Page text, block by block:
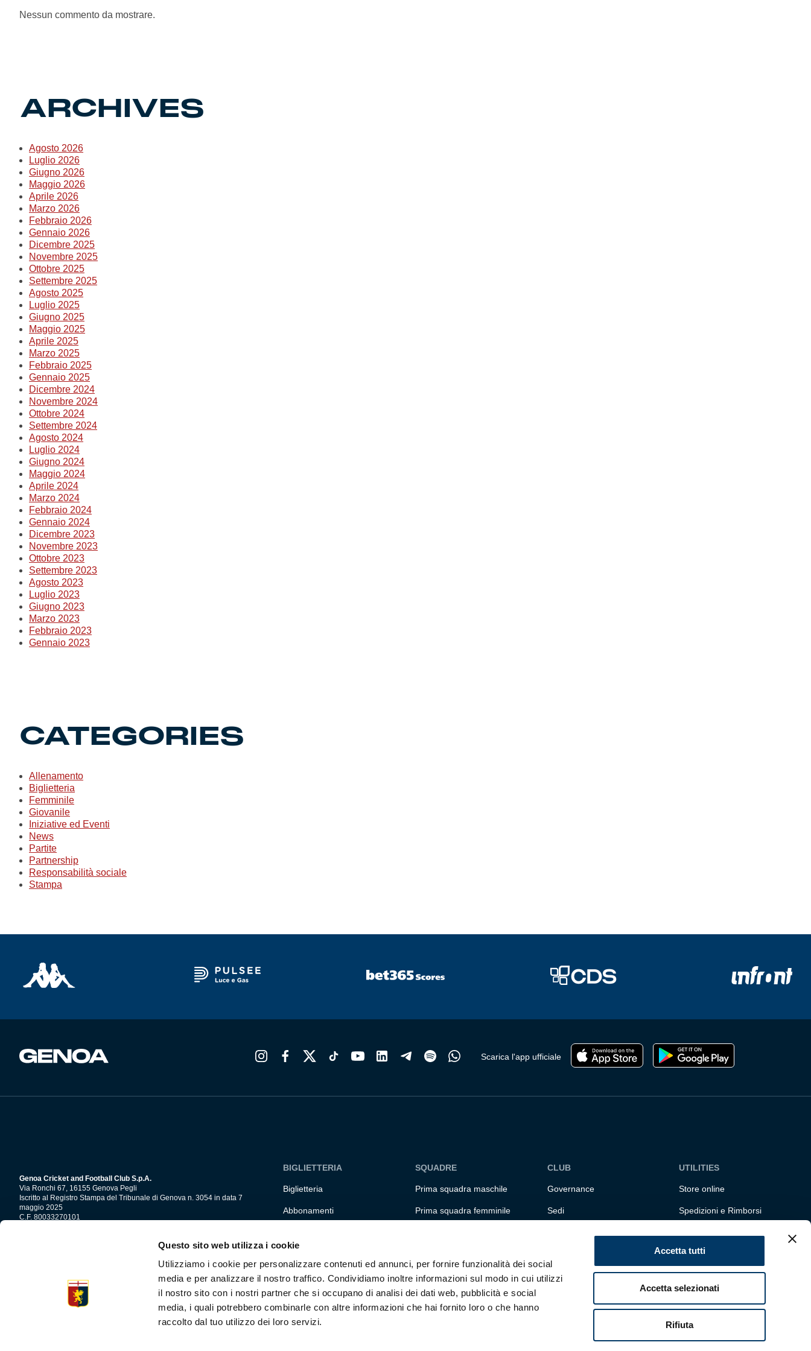
Questo sito web utilizza i cookie
Utilizziamo i cookie per personalizzare contenuti ed annunci, per fornire funzionalità dei social
media e per analizzare il nostro traffico. Condividiamo inoltre informazioni sul modo in cui utilizzi
il nostro sito con i nostri partner che si occupano di analisi dei dati web, pubblicità e social
media, i quali potrebbero combinarle con altre informazioni che hai fornito loro o che hanno
raccolto dal tuo utilizzo dei loro servizi.
Accetta tutti
Accetta selezionati
Rifiuta
Summer Sale
Party
Helan x Genoa
Isolani x Genoa
Gift Card Online Store
Nessun commento da mostrare.
ARCHIVES
Agosto 2026
Luglio 2026
Giugno 2026
Maggio 2026
Aprile 2026
Marzo 2026
Febbraio 2026
Gennaio 2026
Dicembre 2025
Novembre 2025
Ottobre 2025
Settembre 2025
Agosto 2025
Luglio 2025
Giugno 2025
Maggio 2025
Aprile 2025
Marzo 2025
Febbraio 2025
Gennaio 2025
Dicembre 2024
Novembre 2024
Ottobre 2024
Settembre 2024
Agosto 2024
Luglio 2024
Giugno 2024
Maggio 2024
Aprile 2024
Marzo 2024
Febbraio 2024
Gennaio 2024
Dicembre 2023
Novembre 2023
Ottobre 2023
Settembre 2023
Agosto 2023
Luglio 2023
Giugno 2023
Marzo 2023
Febbraio 2023
Gennaio 2023
CATEGORIES
Allenamento
Biglietteria
Femminile
Giovanile
Iniziative ed Eventi
News
Partite
Partnership
Responsabilità sociale
Stampa
Scarica l'app ufficiale
Genoa Cricket and Football Club S.p.A.
Via Ronchi 67, 16155 Genova Pegli
Iscritto al Registro Stampa del Tribunale di Genova n. 3054 in data 7
maggio 2025
C.F. 80033270101
BIGLIETTERIA
Biglietteria
Abbonamenti
Hospitality
SQUADRE
Prima squadra maschile
Prima squadra femminile
Genoa Academy
Summer Camp
CLUB
Governance
Sedi
UTILITIES
Store online
Spedizioni e Rimborsi